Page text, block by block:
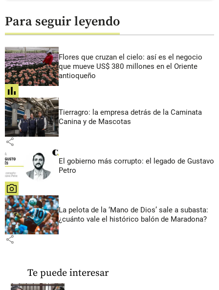
Para seguir leyendo
Flores que cruzan el cielo: así es el negocio
que mueve US$ 380 millones en el Oriente
antioqueño
share
Tierragro: la empresa detrás de la Caminata
Canina y de Mascotas
share
El gobierno más corrupto: el legado de Gustavo
Petro
share
La pelota de la ‘Mano de Dios’ sale a subasta:
¿cuánto vale el histórico balón de Maradona?
share
Te puede interesar